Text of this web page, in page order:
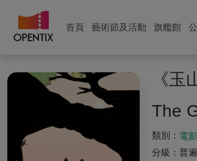
首頁 藝術節及活動 旗艦館
《
The
類別： 電影
分級： 普